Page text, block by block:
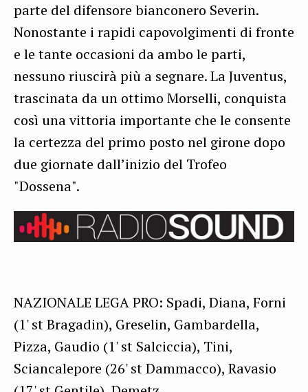
parte del difensore bianconero Severin.
Nonostante i rapidi capovolgimenti di fronte
e le tante occasioni da ambo le parti,
nessuno riuscirà più a segnare. La Juventus,
trascinata da un ottimo Morselli, conquista
così una vittoria importante che le consente
la certezza del primo posto nel girone dopo
due giornate dall’inizio del Trofeo
"Dossena".
NAZIONALE LEGA PRO: Spadi, Diana, Forni
(1' st Bragadin), Greselin, Gambardella,
Pizza, Gaudio (1' st Salciccia), Tini,
Sciancalepore (26' st Dammacco), Ravasio